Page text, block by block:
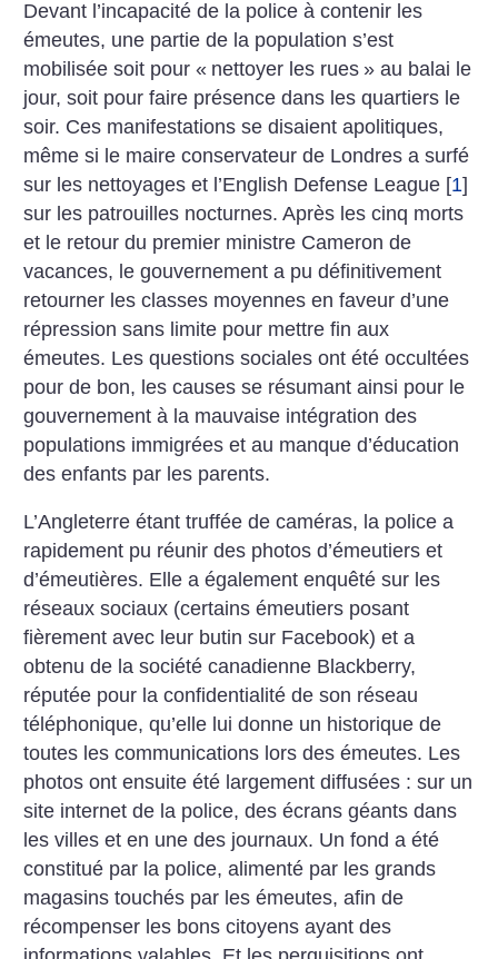
Devant l’incapacité de la police à contenir les
émeutes, une partie de la population s’est
mobilisée soit pour « nettoyer les rues » au balai le
jour, soit pour faire présence dans les quartiers le
soir. Ces manifestations se disaient apolitiques,
même si le maire conservateur de Londres a surfé
sur les nettoyages et l’English Defense League [1]
sur les patrouilles nocturnes. Après les cinq morts
et le retour du premier ministre Cameron de
vacances, le gouvernement a pu définitivement
retourner les classes moyennes en faveur d’une
répression sans limite pour mettre fin aux
émeutes. Les questions sociales ont été occultées
pour de bon, les causes se résumant ainsi pour le
gouvernement à la mauvaise intégration des
populations immigrées et au manque d’éducation
des enfants par les parents.
L’Angleterre étant truffée de caméras, la police a
rapidement pu réunir des photos d’émeutiers et
d’émeutières. Elle a également enquêté sur les
réseaux sociaux (certains émeutiers posant
fièrement avec leur butin sur Facebook) et a
obtenu de la société canadienne Blackberry,
réputée pour la confidentialité de son réseau
téléphonique, qu’elle lui donne un historique de
toutes les communications lors des émeutes. Les
photos ont ensuite été largement diffusées : sur un
site internet de la police, des écrans géants dans
les villes et en une des journaux. Un fond a été
constitué par la police, alimenté par les grands
magasins touchés par les émeutes, afin de
récompenser les bons citoyens ayant des